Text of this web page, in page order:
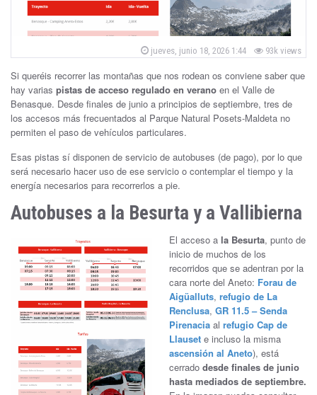
B
e
n
a
s
q
u
e
P
o
t
e
d
o
n
jueves, junio 18, 2026 1:44 93k views
Si queréis recorrer las montañas que nos rodean os conviene saber que
hay varias pistas de acceso regulado en verano en el Valle de
Benasque. Desde finales de junio a principios de septiembre, tres de
los accesos más frecuentados al Parque Natural Posets-Maldeta no
permiten el paso de vehículos particulares.
Esas pistas sí disponen de servicio de autobuses (de pago), por lo que
será necesario hacer uso de ese servicio o contemplar el tiempo y la
energía necesarios para recorrerlos a pie.
Autobuses a la Besurta y a Vallibierna
El acceso a la Besurta, punto de
inicio de muchos de los
recorridos que se adentran por la
cara norte del Aneto: Forau de
Aigüalluts, refugio de La
Renclusa, GR 11.5 – Senda
Pirenacia al refugio Cap de
Llauset e incluso la misma
ascensión al Aneto), está
cerrado desde finales de junio
hasta mediados de septiembre.